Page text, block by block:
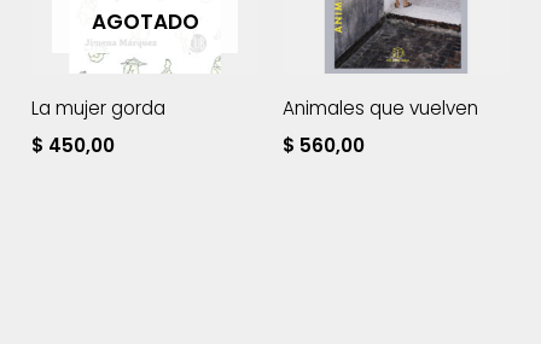
AGOTADO
La mujer gorda
$ 450,00
Animales que vuelven
$ 560,00